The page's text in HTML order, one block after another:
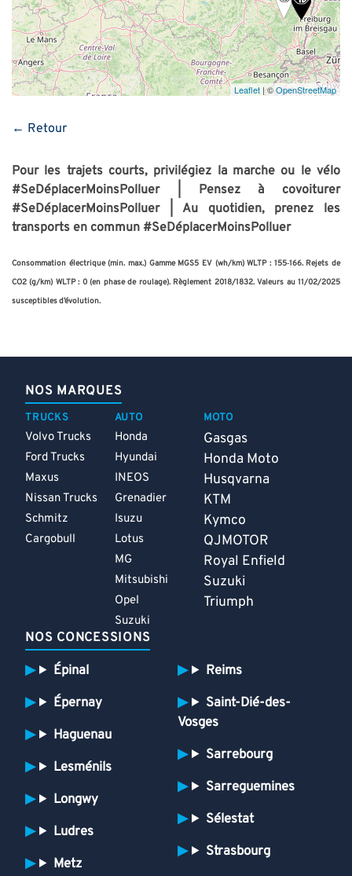
Leaflet | ©OpenStreetMap
← Retour
Pour les trajets courts, privilégiez la marche ou le vélo
#SeDéplacerMoinsPolluer | Pensez à covoiturer
#SeDéplacerMoinsPolluer |Au quotidien, prenez les
transports en commun #SeDéplacerMoinsPolluer
Consommation électrique (min. max.) Gamme MGS5 EV (wh/km) WLTP : 155‑166. Rejets de
CO2 (g/km) WLTP : 0 (en phase de roulage). Règlement 2018/1832. Valeurs au 11/02/2025
susceptibles d’évolution.
NOS MARQUES
TRUCKS
Volvo Trucks
Ford Trucks
Maxus
Nissan Trucks
Schmitz
Cargobull
AUTO
Honda
Hyundai
INEOS
Grenadier
Isuzu
Lotus
MG
Mitsubishi
Opel
Suzuki
MOTO
Gasgas
Honda Moto
Husqvarna
KTM
Kymco
QJMOTOR
Royal Enfield
Suzuki
Triumph
NOS CONCESSIONS
Épinal
Épernay
Haguenau
Lesménils
Longwy
Ludres
Metz
Reims
Saint-Dié-des-
Vosges
Sarrebourg
Sarreguemines
Sélestat
Strasbourg